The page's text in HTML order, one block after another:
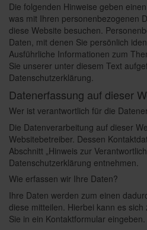
Die folgenden Hinweise geben
was mit Ihren personenbezogenen
diese Website besuchen.
Daten, mit denen Sie persönlich
Ausführliche Informationen zum
Sie unserer unter diesem Text
Datenschutzerklärung.
Datenerfassung auf dieser
Wer ist verantwortlich für die
Die Datenverarbeitung auf dieser
Websitebetreiber. Dessen
Abschnitt „Hinweis zur
Datenschutzerklärung entnehmen.
Wie erfassen wir Ihre Daten?
Ihre Daten werden zum einen
diese mitteilen. Hierbei kann es
Sie in ein Kontaktformular eingeben.